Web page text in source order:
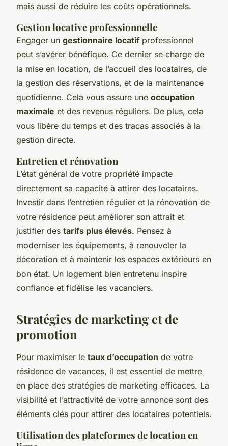
mais aussi de réduire les coûts opérationnels.
Gestion locative professionnelle
Engager un gestionnaire locatif professionnel
peut s’avérer bénéfique. Ce dernier se charge de
la mise en location, de l’accueil des locataires, de
la gestion des réservations, et de la maintenance
quotidienne. Cela vous assure une occupation
maximale et des revenus réguliers. De plus, cela
vous libère du temps et des tracas associés à la
gestion directe.
Entretien et rénovation
L’état général de votre propriété impacte
directement sa capacité à attirer des locataires.
Investir dans l’entretien régulier et la rénovation de
votre résidence peut améliorer son attrait et
justifier des tarifs plus élevés. Pensez à
moderniser les équipements, à renouveler la
décoration et à maintenir les espaces extérieurs en
bon état. Un logement bien entretenu inspire
confiance et fidélise les vacanciers.
Stratégies de marketing et de
promotion
Pour maximiser le taux d’occupation de votre
résidence de vacances, il est essentiel de mettre
en place des stratégies de marketing efficaces. La
visibilité et l’attractivité de votre annonce sont des
éléments clés pour attirer des locataires potentiels.
Utilisation des plateformes de location en